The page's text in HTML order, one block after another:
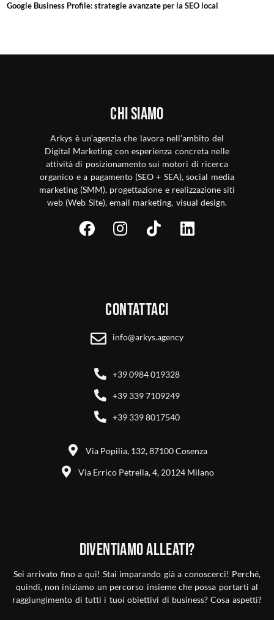
Google Business Profile: strategie avanzate per la SEO local
Chi siamo
Arkys è un’agenzia che lavora nell’ambito del
Digital Marketing con esperienza concreta nelle
attività di posizionamento sui motori di ricerca
organico e a pagamento (SEO + SEA), social media
marketing (SMM), progettazione e realizzazione siti
web (Web Site), email marketing, visual design.
Contattaci
info@arkys.agency
+39 0984 019328
+39 339 7109249
+39 339 8017540
Via Popilia, 132, 87100 Cosenza
Via Errico Petrella, 4, 20124 Milano
Diventiamo alleati?
Sei arrivato fino a qui! Stai imparando già a conoscerci! Perché,
quindi, non iniziamo un percorso insieme che possa portarti al
raggiungimento di tutti i tuoi obiettivi di business? Cosa aspetti?